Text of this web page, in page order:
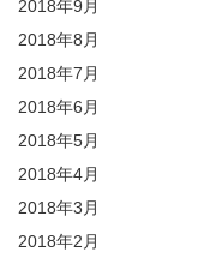
2018年9月
2018年8月
2018年7月
2018年6月
2018年5月
2018年4月
2018年3月
2018年2月